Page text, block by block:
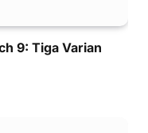
9: Tiga Varian